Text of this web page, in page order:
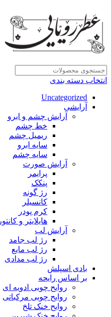
انتخاب دسته بندی
Uncategorized
آرایشی
آرایش چشم و ابرو
خط چشم
ریمیل چشم
سایه ابرو
سایه چشم
آرایش صورت
پرایمر
پنکک
رژ گونه
کانسیلر
کرم پودر
هایلایتر و کانتور
آرایش لب
رژ لب جامد
رژ لب مایع
رژ لب مدادی
بادی اسپلش
بر اساس رایحه
روایح چوبی ادویه ای
روایح چوبی مرکباتی
روایح خنک تلخ